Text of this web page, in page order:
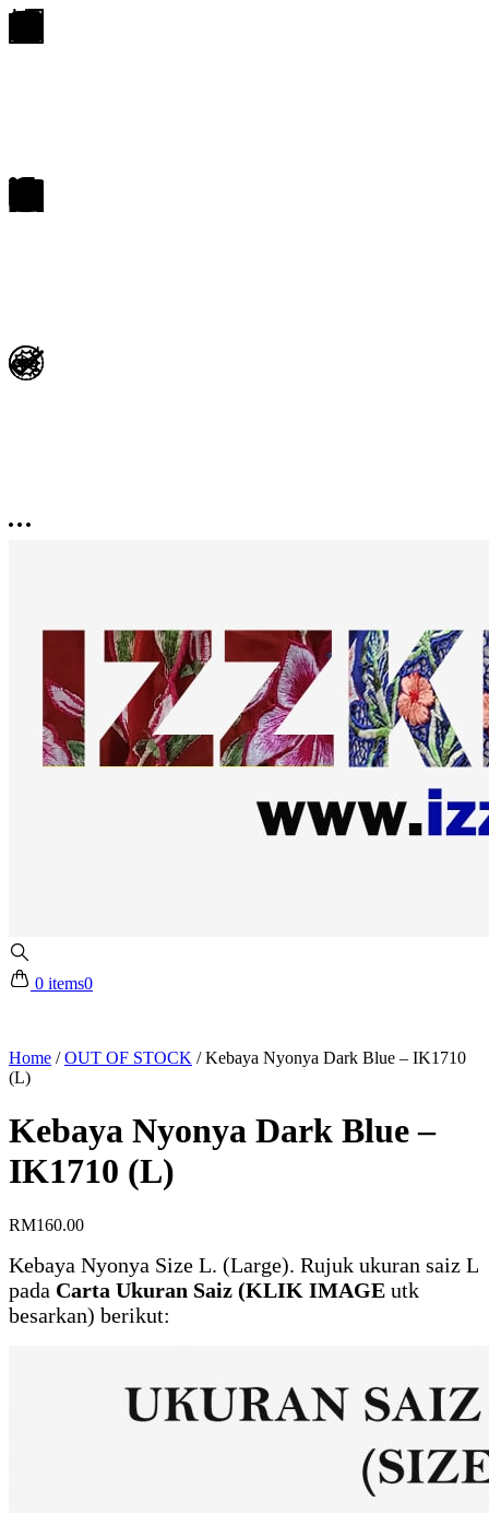
0 items0
Home /OUT OF STOCK /Kebaya Nyonya Dark Blue – IK1710
(L)
Kebaya Nyonya Dark Blue –
IK1710 (L)
RM160.00
Kebaya Nyonya Size L. (Large). Rujuk ukuran saiz L
pada Carta Ukuran Saiz (KLIK IMAGE utk
besarkan) berikut: